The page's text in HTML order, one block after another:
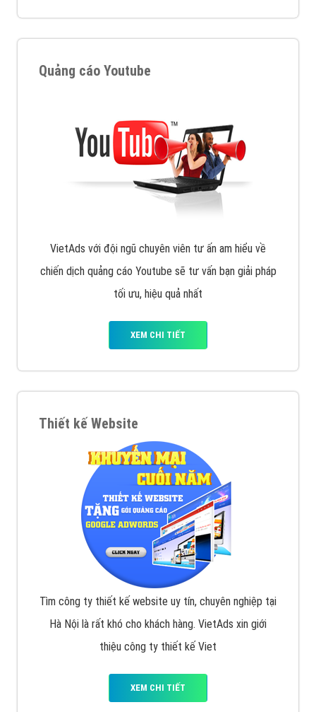
VietAds với đội ngũ SEOer giàu kinh nghiệm được đào
tạo bài bản tại các trung tâm SEO lớn như: Litado,
Inet, Vietmoz, Vinalink
Quảng cáo Youtube
VietAds với đội ngũ chuyên viên tư ấn am hiểu về
chiến dịch quảng cáo Youtube sẽ tư vấn bạn giải pháp
tối ưu, hiệu quả nhất
XEM CHI TIẾT
Thiết kế Website